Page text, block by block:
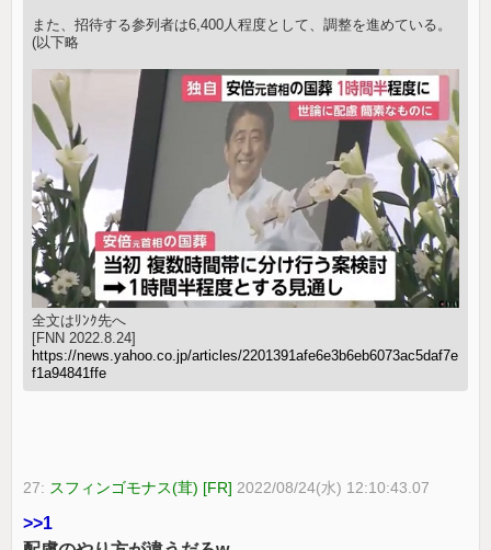
また、招待する参列者は6,400人程度として、調整を進めている。
(以下略
全文はﾘﾝｸ先へ
[FNN 2022.8.24]
https://news.yahoo.co.jp/articles/2201391afe6e3b6eb6073ac5daf7e
f1a94841ffe
27: スフィンゴモナス(茸) [FR] 2022/08/24(水) 12:10:43.07
>>1